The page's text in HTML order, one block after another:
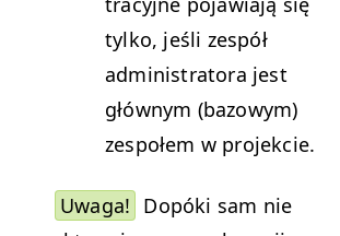
tylko, jeśli zespół
admin­is­tra­to­ra jest
głównym (bazowym)
zespołem w projekcie.
Uwa­ga! Dopó­ki sam nie